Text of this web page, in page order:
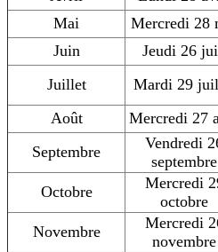
Mai
Mercredi 28
Juin
Jeudi 26
Juillet
Mardi 29
Août
Mercredi 27
Septembre
Vendredi
septembre
Octobre
Mercredi
octobre
Novembre
Mercredi
novembre